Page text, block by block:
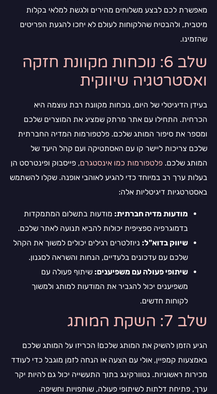
מאפשרת לכם לבצע משלוחים מהירים ולגשת למלאי בקלות
מיטבית, ולהבטיח שהלקוחות לעולם לא יחכו להגעת הפריטים
שהזמינו.
שלב 6: נוכחות מקוונת חזקה
ואסטרטגיה שיווקית
בעידן הדיגיטלי של היום, נוכחות מקוונת רבת עוצמה היא
הכרחית. התחילו עם אתר מרתק שמציג את המוצרים שלכם
ומספר את סיפור המותג שלכם. פלטפורמות המדיה החברתית
שלכם צריכות ליישר קו עם האסתטיקה ועם קהל היעד של
המותג שלכם. פלטפורמות כמו אינסטגרם, פייסבוק ופינטרסט הן
בעלות ערך רב במיוחד כדי להגיע לאוהבי אופנה. שקלו להשתמש
באסטרטגיות דיגיטליות אלה:
מודעות מדיה חברתית: מודעות בתשלום המתמקדות
בדמוגרפיה ספציפית יכולות להביא תנועה לאתר שלכם.
שיווק בדוא"ל: ניוזלטרים רגילים יכולים למשוך את הקהל
שלכם עם עדכונים בלעדיים, הנחות והשראה לסגנון.
שיתופי פעולה עם משפיענים: שיתוף פעולה עם
משפיענים יכול להגביר את המודעות למותג ולמשוך
לקוחות חדשים.
שלב 7: השקת המותג
הגיע הזמן להשיק את המותג שלכם! הכריזו על המותג שלכם
באמצעות קמפיין, אולי עם הצעה או הנחה לזמן מוגבל כדי לעודד
מכירות ראשוניות. נטוורקינג בתוך התעשייה יכול גם להיות יקר
ערך, פתיחת דלתות לשיתופי פעולה, שותפויות וחשיפה.